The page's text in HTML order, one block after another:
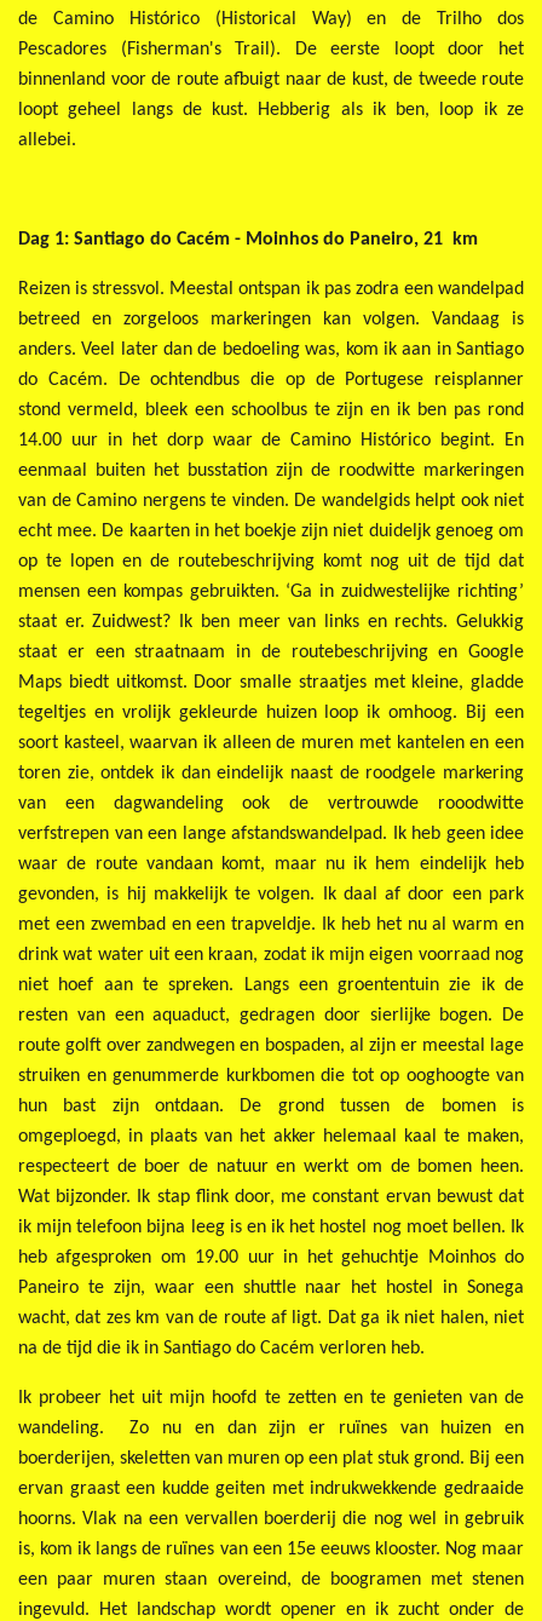
de Camino Histórico (Historical Way) en de Trilho dos
Pescadores (Fisherman's Trail). De eerste loopt door het
binnenland voor de route afbuigt naar de kust, de tweede route
loopt geheel langs de kust. Hebberig als ik ben, loop ik ze
allebei.
Dag 1: Santiago do Cacém - Moinhos do Paneiro, 21 km
Reizen is stressvol. Meestal ontspan ik pas zodra een wandelpad
betreed en zorgeloos markeringen kan volgen. Vandaag is
anders. Veel later dan de bedoeling was, kom ik aan in Santiago
do Cacém. De ochtendbus die op de Portugese reisplanner
stond vermeld, bleek een schoolbus te zijn en ik ben pas rond
14.00 uur in het dorp waar de Camino Histórico begint. En
eenmaal buiten het busstation zijn de roodwitte markeringen
van de Camino nergens te vinden. De wandelgids helpt ook niet
echt mee. De kaarten in het boekje zijn niet duideljk genoeg om
op te lopen en de routebeschrijving komt nog uit de tijd dat
mensen een kompas gebruikten. ‘Ga in zuidwestelijke richting’
staat er. Zuidwest? Ik ben meer van links en rechts. Gelukkig
staat er een straatnaam in de routebeschrijving en Google
Maps biedt uitkomst. Door smalle straatjes met kleine, gladde
tegeltjes en vrolijk gekleurde huizen loop ik omhoog. Bij een
soort kasteel, waarvan ik alleen de muren met kantelen en een
toren zie, ontdek ik dan eindelijk naast de roodgele markering
van een dagwandeling ook de vertrouwde rooodwitte
verfstrepen van een lange afstandswandelpad. Ik heb geen idee
waar de route vandaan komt, maar nu ik hem eindelijk heb
gevonden, is hij makkelijk te volgen. Ik daal af door een park
met een zwembad en een trapveldje. Ik heb het nu al warm en
drink wat water uit een kraan, zodat ik mijn eigen voorraad nog
niet hoef aan te spreken. Langs een groententuin zie ik de
resten van een aquaduct, gedragen door sierlijke bogen. De
route golft over zandwegen en bospaden, al zijn er meestal lage
struiken en genummerde kurkbomen die tot op ooghoogte van
hun bast zijn ontdaan. De grond tussen de bomen is
omgeploegd, in plaats van het akker helemaal kaal te maken,
respecteert de boer de natuur en werkt om de bomen heen.
Wat bijzonder. Ik stap flink door, me constant ervan bewust dat
ik mijn telefoon bijna leeg is en ik het hostel nog moet bellen. Ik
heb afgesproken om 19.00 uur in het gehuchtje Moinhos do
Paneiro te zijn, waar een shuttle naar het hostel in Sonega
wacht, dat zes km van de route af ligt. Dat ga ik niet halen, niet
na de tijd die ik in Santiago do Cacém verloren heb.
Ik probeer het uit mijn hoofd te zetten en te genieten van de
wandeling. Zo nu en dan zijn er ruïnes van huizen en
boerderijen, skeletten van muren op een plat stuk grond. Bij een
ervan graast een kudde geiten met indrukwekkende gedraaide
hoorns. Vlak na een vervallen boerderij die nog wel in gebruik
is, kom ik langs de ruïnes van een 15e eeuws klooster. Nog maar
een paar muren staan overeind, de boogramen met stenen
ingevuld. Het landschap wordt opener en ik zucht onder de